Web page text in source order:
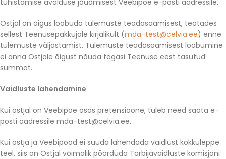
tühistamise avalduse jõudmisest Veebipoe e-posti aadressile.
Ostjal on õigus loobuda tulemuste teadasaamisest, teatades
sellest Teenusepakkujale kirjalikult (mda-test@celvia.ee) enne
tulemuste väljastamist. Tulemuste teadasaamisest loobumine
ei anna Ostjale õigust nõuda tagasi Teenuse eest tasutud
summat.
Vaidluste lahendamine
Kui ostjal on Veebipoe osas pretensioone, tuleb need saata e-
posti aadressile mda-test@celvia.ee.
Kui ostja ja Veebipood ei suuda lahendada vaidlust kokkuleppe
teel, siis on Ostjal võimalik pöörduda Tarbijavaidluste komisjoni